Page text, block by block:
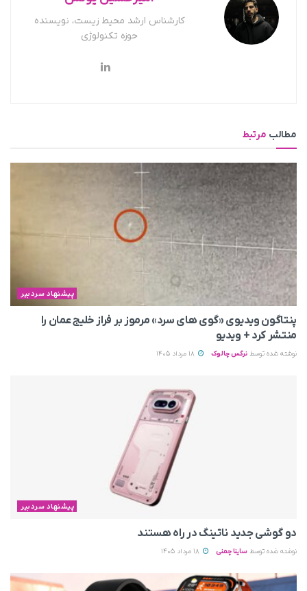
کارشناس ارشد محیط زیست، نویسنده
حوزه تکنولوژی
مطالب مرتبط
پیشنهاد سردبیر
پنتاگون ویدیوی «گوی های سرد» مرموز بر فراز خلیج عمان را
منتشر کرد + ویدیو
نوشته شده توسط نرگس چالوک
پیشنهاد سردبیر
دو گوشی جدید ناتینگ در راه هستند
نوشته شده توسط ساینا چمنی